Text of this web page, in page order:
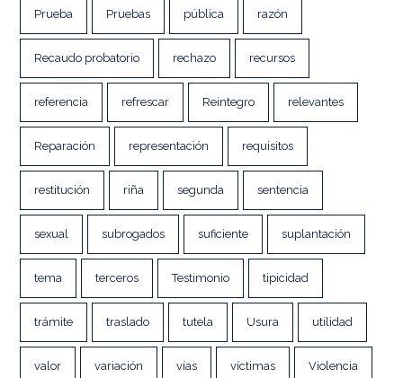
Prueba Pruebas pública razón
Recaudo probatorio rechazo recursos
referencia refrescar Reintegro relevantes
Reparación representación requisitos
restitución riña segunda sentencia
sexual subrogados suficiente suplantación
tema terceros Testimonio tipicidad
trámite traslado tutela Usura utilidad
valor variación vías víctimas Violencia